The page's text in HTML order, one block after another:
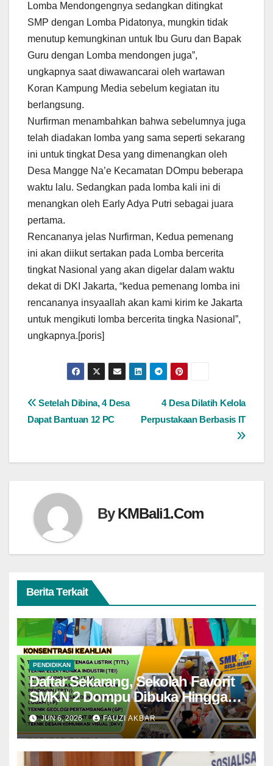
Lomba Mendongengnya sedangkan ditingkat
SMP dengan Lomba Pidatonya, mungkin tidak
menutup kemungkinan untuk Ibu Guru dan Bapak
Guru dengan Lomba mendongen juga”,
ungkapnya saat diwawancarai oleh wartawan
Koran Kampung Media sebelum kegiatan itu
berlangsung.
Nurfirman menambahkan bahwa sebelumnya juga
telah diadakan lomba yang sama seperti sekarang
ini untuk tingkat Desa yang dimenangkan oleh
Desa Mangge Na’e Kecamatan DOmpu beberapa
waktu lalu. Sedangkan pada lomba kali ini di
menangkan oleh Early Adya Putri sebagai juara
pertama.
Rencananya jelas Nurfirman, Kedua pemenang
ini akan diikut sertakan pada Lomba bercerita
tingkat Nasional yang akan digelar dalam waktu
dekat di DKI Jakarta, “kedua pemenang lomba ini
rencananya insyaallah akan kami kirim ke Jakarta
untuk mengikuti lomba bercerita tingka Nasional”,
ungkapnya.[poris]
Navigasi
pos
4 Desa Dilatih Kelola
Perpustakaan Berbasis IT
Setelah Dibina, 4 Desa
Dapat Bantuan 12 PC
ByKMBali1.Com
Berita Terkait
PENDIDIKAN
Daftar Sekarang, Sekolah Favorit
SMKN 2 Dompu Dibuka Hingga
Akhir Juni
JUN 6, 2026 FAUZI AKBAR